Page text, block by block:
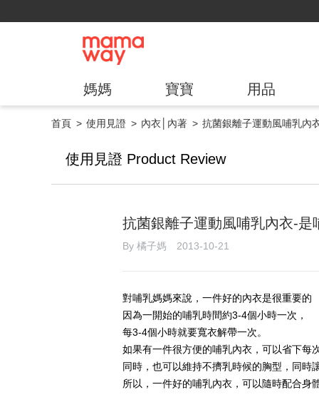
媽媽 寶寶 用品
首頁 使用見證 內衣│內著 抗菌銀離子運動風哺乳內
使用見證 Product Review
抗菌銀離子運動風哺乳內衣-是
By 橘子媽 2013-10-21
對哺乳媽媽來說，一件好的內衣是很重要的
因為一開始的哺乳時間約3-4個小時一次，
每3-4個小時就要寬衣解帶一次。
如果有一件很方便的哺乳內衣，可以省下每
同時，也可以維持不擠乳時候的胸型，同時
所以，一件好的哺乳內衣，可以隨時配合身